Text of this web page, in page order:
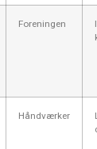
Foreningen
Håndværker